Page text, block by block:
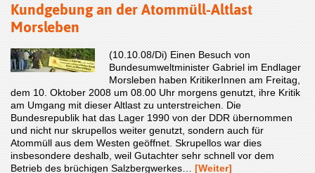
Kundgebung an der Atommüll-Altlast
Morsleben
(10.10.08/Di) Einen Besuch von
Bundesumweltminister Gabriel im Endlager
Morsleben haben KritikerInnen am Freitag,
dem 10. Oktober 2008 um 08.00 Uhr morgens genutzt, ihre Kritik
am Umgang mit dieser Altlast zu unterstreichen. Die
Bundesrepublik hat das Lager 1990 von der DDR übernommen
und nicht nur skrupellos weiter genutzt, sondern auch für
Atommüll aus dem Westen geöffnet. Skrupellos war dies
insbesondere deshalb, weil Gutachter sehr schnell vor dem
Betrieb des brüchigen Salzbergwerkes… [Weiter]